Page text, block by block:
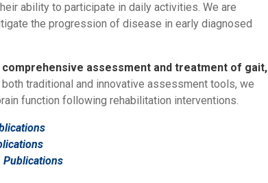
ability to participate in daily activities. We are
the progression of disease in early diagnosed
comprehensive assessment and treatment of gait,
both traditional and innovative assessment tools, we
function following rehabilitation interventions.
Publications